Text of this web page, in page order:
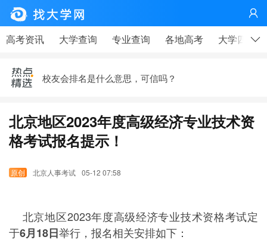

高考资讯 大学查询 专业查询 各地高考 大学四年
高考、大学，有那么重要吗？——高考天问|钟山说事
校友会排名是什么意思，可信吗？
马云写给在工厂上班的同学——大学生更应该看
北京地区2023年度高级经济专业技术资
格考试报名提示！
北京人事考试 05-12 07:58
北京地区2023年度高级经济专业技术资格考试定
于6月18日举行，报名相关安排如下：